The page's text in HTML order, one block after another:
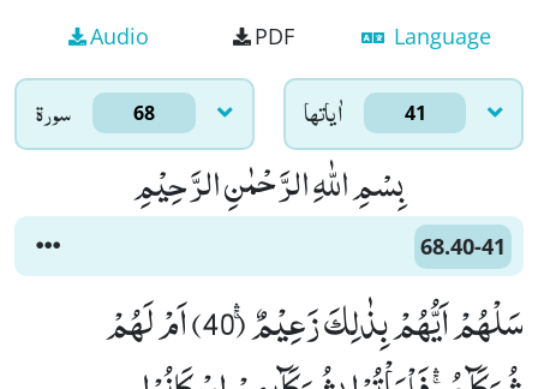
Audio PDF Language
سورۃ 68 اٰياتها 41
بِسْمِ اللّٰهِ الرَّحْمٰنِ الرَّحِیْمِ
68.40-41
سَلْهُمْ اَیُّهُمْ بِذٰلِكَ زَعِیْمٌۚۛ (40) اَمْ لَهُمْ